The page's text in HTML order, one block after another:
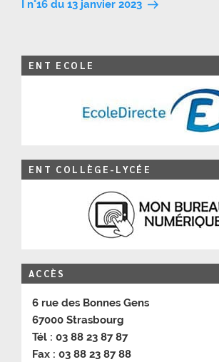
I n°16 du 13 janvier 2023
ENT ECOLE
ENT COLLÈGE-LYCÉE
ACCÈS
6 rue des Bonnes Gens
67000 Strasbourg
Tél : 03 88 23 87 87
Fax : 03 88 23 87 88